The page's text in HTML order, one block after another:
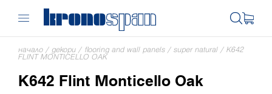
начало / декори / flooring and wall panels / super natural / K642
FLINT MONTICELLO OAK
K642 Flint Monticello Oak